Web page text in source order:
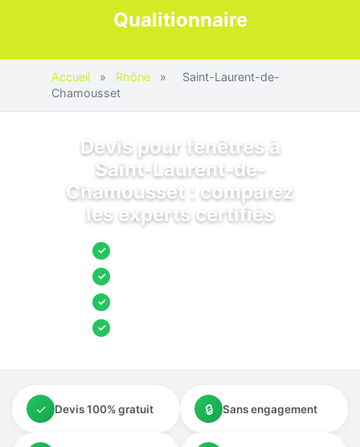
Qualitionnaire
Accueil » Rhône »
Saint-Laurent-de-
Chamousset
Devis pour fenêtres à
Saint-Laurent-de-
Chamousset : comparez
les experts certifiés
✓
✓
✓
✓
✓ Devis 100% gratuit 🔒 Sans engagement